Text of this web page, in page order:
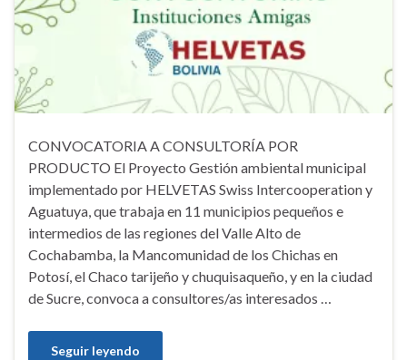
CONVOCATORIA A CONSULTORÍA POR
PRODUCTO El Proyecto Gestión ambiental municipal
implementado por HELVETAS Swiss Intercooperation y
Aguatuya, que trabaja en 11 municipios pequeños e
intermedios de las regiones del Valle Alto de
Cochabamba, la Mancomunidad de los Chichas en
Potosí, el Chaco tarijeño y chuquisaqueño, y en la ciudad
de Sucre, convoca a consultores/as interesados …
Seguir leyendo